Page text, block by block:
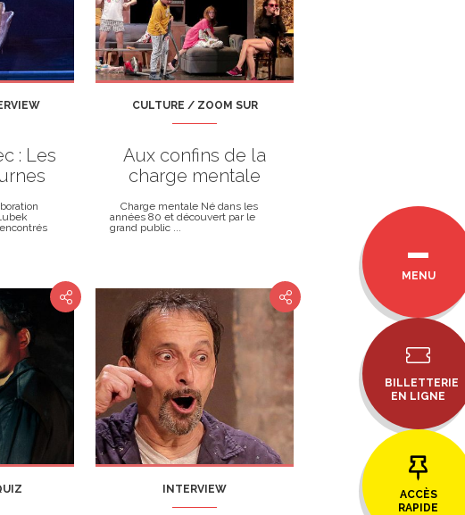
: Les
CULTURE / ZOOM SUR
Aux confins de la
charge mentale
Charge mentale Né dans les
années 80 et découvert par le
grand public ...
INTERVIEW
MENU
BILLETTERIE
EN LIGNE
ACCÈS
RAPIDE